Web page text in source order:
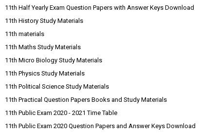
11th Half Yearly Exam Question Papers with Answer Keys Download
11th History Study Materials
11th materials
11th Maths Study Materials
11th Micro Biology Study Materials
11th Physics Study Materials
11th Political Science Study Materials
11th Practical Question Papers Books and Study Materials
11th Public Exam 2020 - 2021 Time Table
11th Public Exam 2020 Question Papers and Answer Keys Download